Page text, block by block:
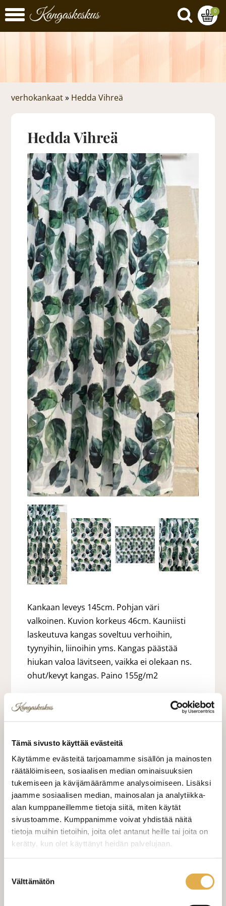
Tämä sivusto käyttää evästeitä
Käytämme evästeitä tarjoamamme sisällön ja mainosten
räätälöimiseen, sosiaalisen median ominaisuuksien
tukemiseen ja kävijämäärämme analysoimiseen. Lisäksi
jaamme sosiaalisen median, mainosalan ja analytiikka-
alan kumppaneillemme tietoja siitä, miten käytät
sivustoamme. Kumppanimme voivat yhdistää näitä
tietoja muihin tietoihin, joita olet antanut heille tai joita on
kerätty, kun olet käyttänyt heidän palvelujaan.
valinta
Välttämätön
0
verhokankaat » Hedda Vihreä
Hedda Vihreä
Kankaan leveys 145cm. Pohjan väri
valkoinen. Kuvion korkeus 46cm. Kauniisti
laskeutuva kangas soveltuu verhoihin,
tyynyihin, liinoihin yms. Kangas päästää
hiukan valoa lävitseen, vaikka ei olekaan ns.
ohut/kevyt kangas. Paino 155g/m2
22,90 €
LISÄÄ OSTOSKORIIN
Tilaa näytepala kankaasta
Näytepalan hinta 1,50 €. Koko n. 10x10 cm.
(sis. työn ja tarvikkeet)